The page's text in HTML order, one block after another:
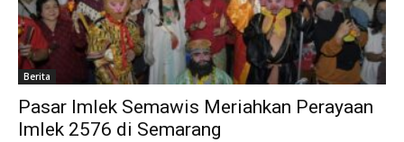
Berita
Pasar Imlek Semawis Meriahkan Perayaan
Imlek 2576 di Semarang